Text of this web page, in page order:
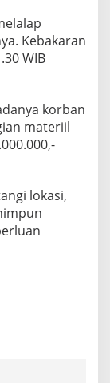
Kebakaran
WIB
korban
materiil
lokasi,